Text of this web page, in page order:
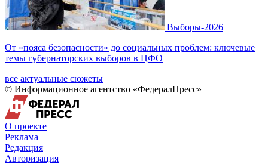
Выборы-2026
От «пояса безопасности» до социальных проблем: ключевые
темы губернаторских выборов в ЦФО
все актуальные сюжеты
© Информационное агентство «ФедералПресс»
О проекте
Реклама
Редакция
Авторизация